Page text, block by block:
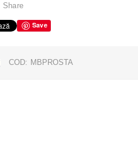
Share
Save
COD: MBPROSTA